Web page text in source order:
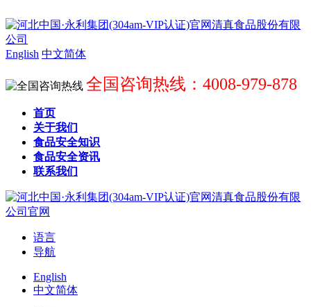
English 中文简体
全国咨询热线：4008-979-878
首页
关于我们
食品安全知识
食品安全资讯
联系我们
语言
导航
English
中文简体